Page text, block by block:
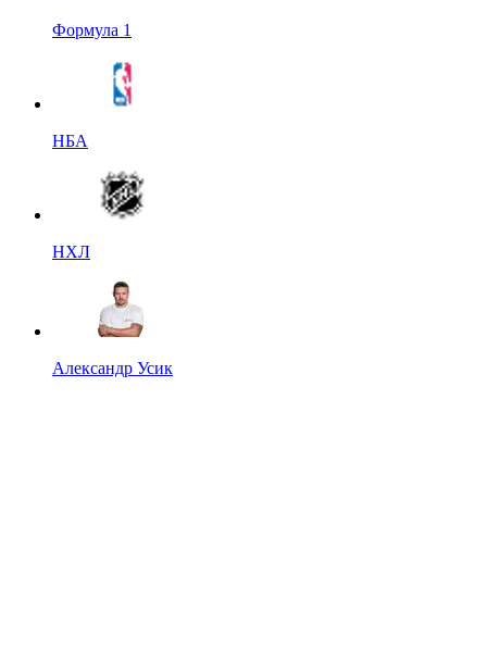
Формула 1
НБА
НХЛ
Александр Усик